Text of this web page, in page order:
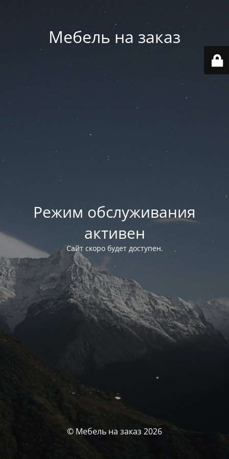
Мебель на заказ
Режим обслуживания
активен
Сайт скоро будет доступен.
© Мебель на заказ 2026